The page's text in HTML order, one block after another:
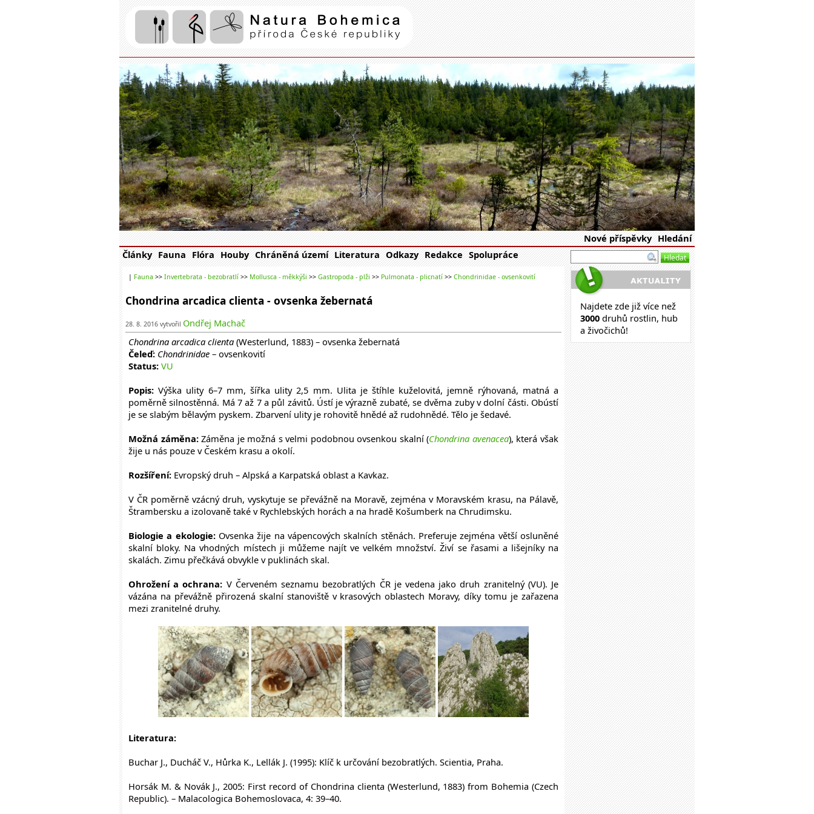
Natura Bohemica| příroda České republiky
Nové příspěvky Hledání
Články Fauna Flóra Houby Chráněná území Literatura Odkazy Redakce Spolupráce
| Fauna >> Invertebrata - bezobratlí >> Mollusca - měkkýši >> Gastropoda - plži >> Pulmonata - plicnatí >> Chondrinidae - ovsenkovití
Chondrina arcadica clienta - ovsenka žebernatá
28. 8. 2016 vytvořil Ondřej Machač
Chondrina arcadica clienta (Westerlund, 1883) – ovsenka žebernatá
Čeleď: Chondrinidae – ovsenkovití
Status: VU
Popis: Výška ulity 6–7 mm, šířka ulity 2,5 mm. Ulita je štíhle kuželovitá, jemně rýhovaná, matná a
poměrně silnostěnná. Má 7 až 7 a půl závitů. Ústí je výrazně zubaté, se dvěma zuby v dolní části. Obústí
je se slabým bělavým pyskem. Zbarvení ulity je rohovitě hnědé až rudohnědé. Tělo je šedavé.
Možná záměna:Záměna je možná s velmi podobnou ovsenkou skalní (Chondrina avenacea), která však
žije u nás pouze v Českém krasu a okolí.
Rozšíření: Evropský druh – Alpská a Karpatská oblast a Kavkaz.
V ČR poměrně vzácný druh, vyskytuje se převážně na Moravě, zejména v Moravském krasu, na Pálavě,
Štrambersku a izolovaně také v Rychlebských horách a na hradě Košumberk na Chrudimsku.
Biologie a ekologie:Ovsenka žije na vápencových skalních stěnách. Preferuje zejména větší osluněné
skalní bloky. Na vhodných místech ji můžeme najít ve velkém množství. Živí se řasami a lišejníky na
skalách. Zimu přečkává obvykle v puklinách skal.
Ohrožení a ochrana: V Červeném seznamu bezobratlých ČR je vedena jako druh zranitelný (VU). Je
vázána na převážně přirozená skalní stanoviště v krasových oblastech Moravy, díky tomu je zařazena
mezi zranitelné druhy.
Literatura:
Buchar J., Ducháč V., Hůrka K., Lellák J. (1995): Klíč k určování bezobratlých. Scientia, Praha.
Horsák M. & Novák J., 2005: First record of Chondrina clienta (Westerlund, 1883) from Bohemia (Czech
Republic). – Malacologica Bohemoslovaca, 4: 39–40.
Najdete zde již více než
3000 druhů rostlin, hub
a živočichů!